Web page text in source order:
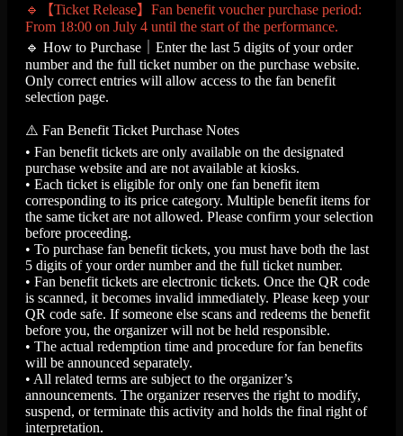
🔹【Ticket Release】Fan benefit voucher purchase period:
From 18:00 on July 4 until the start of the performance.
🔹 How to Purchase｜Enter the last 5 digits of your order
number and the full ticket number on the purchase website.
Only correct entries will allow access to the fan benefit
selection page.
⚠️ Fan Benefit Ticket Purchase Notes
• Fan benefit tickets are only available on the designated
purchase website and are not available at kiosks.
• Each ticket is eligible for only one fan benefit item
corresponding to its price category. Multiple benefit items for
the same ticket are not allowed. Please confirm your selection
before proceeding.
• To purchase fan benefit tickets, you must have both the last
5 digits of your order number and the full ticket number.
• Fan benefit tickets are electronic tickets. Once the QR code
is scanned, it becomes invalid immediately. Please keep your
QR code safe. If someone else scans and redeems the benefit
before you, the organizer will not be held responsible.
• The actual redemption time and procedure for fan benefits
will be announced separately.
• All related terms are subject to the organizer’s
announcements. The organizer reserves the right to modify,
suspend, or terminate this activity and holds the final right of
interpretation.